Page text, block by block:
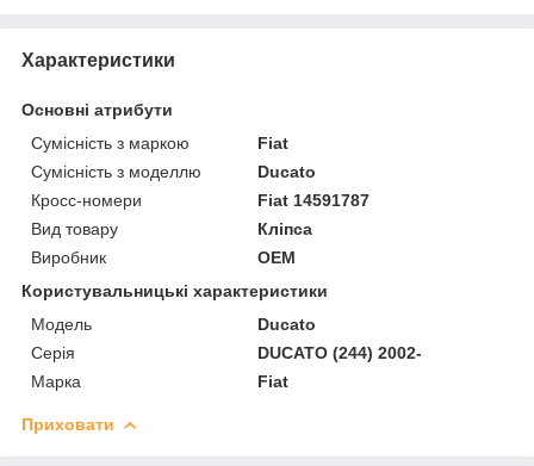
Характеристики
Основні атрибути
Сумісність з маркою
Fiat
Сумісність з моделлю
Ducato
Кросс-номери
Fiat 14591787
Вид товару
Кліпса
Виробник
OEM
Користувальницькі характеристики
Модель
Ducato
Серія
DUCATO (244) 2002-
Марка
Fiat
Приховати